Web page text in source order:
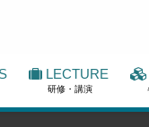
LECTURE
研修・講演